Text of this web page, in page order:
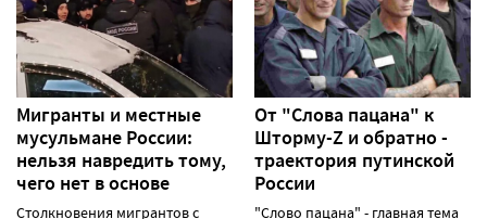
Мигранты и местные
мусульмане России:
нельзя навредить тому,
чего нет в основе
Столкновения мигрантов с
От "Слова пацана" к
Шторму-Z и обратно -
траектория путинской
России
"Слово пацана" - главная тема